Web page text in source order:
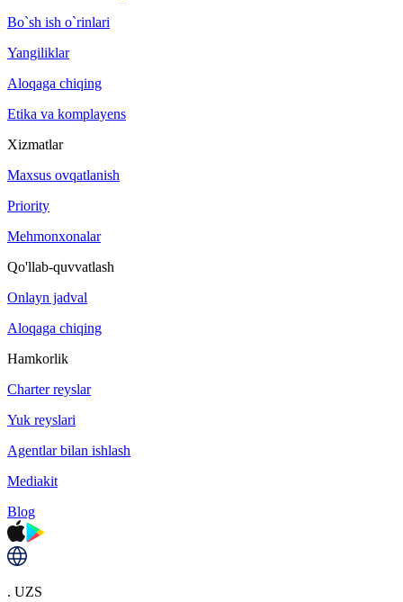
Bo`sh ish o`rinlari
Yangiliklar
Aloqaga chiqing
Etika va komplayens
Xizmatlar
Maxsus ovqatlanish
Priority
Mehmonxonalar
Qo'llab-quvvatlash
Onlayn jadval
Aloqaga chiqing
Hamkorlik
Charter reyslar
Yuk reyslari
Agentlar bilan ishlash
Mediakit
Blog
. UZS